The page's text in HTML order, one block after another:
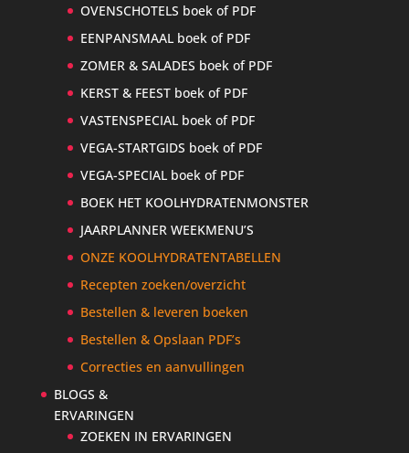
OVENSCHOTELS boek of PDF
EENPANSMAAL boek of PDF
ZOMER & SALADES boek of PDF
KERST & FEEST boek of PDF
VASTENSPECIAL boek of PDF
VEGA-STARTGIDS boek of PDF
VEGA-SPECIAL boek of PDF
BOEK HET KOOLHYDRATENMONSTER
JAARPLANNER WEEKMENU’S
ONZE KOOLHYDRATENTABELLEN
Recepten zoeken/overzicht
Bestellen & leveren boeken
Bestellen & Opslaan PDF’s
Correcties en aanvullingen
BLOGS &
ERVARINGEN
ZOEKEN IN ERVARINGEN